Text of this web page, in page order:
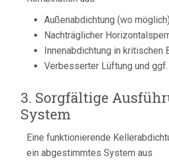
Außenabdichtung (wo möglich)
Nachträglicher
Innenabdichtung in kritischen
Verbesserter Lüftung und
3. Sorgfältige
System
Eine funktionierende
ein abgestimmtes System aus